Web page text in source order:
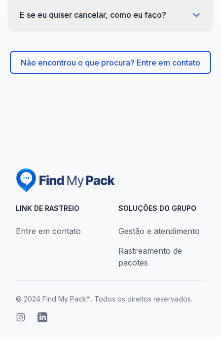
E se eu quiser cancelar, como eu faço?
Não encontrou o que procura? Entre em contato
LINK DE RASTREIO
Entre em contato
SOLUÇÕES DO GRUPO
Gestão e atendimento
Rastreamento de
pacotes
© 2024 Find My Pack™. Todos os direitos reservados.